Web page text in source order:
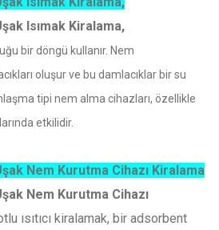
Isımak Kiralama,
bir döngü kullanır. Nem
oluşur ve bu damlacıklar bir su
tipi nem alma cihazları, özellikle
etkilidir.
Nem Kurutma Cihazı Kiralama
Nem Kurutma Cihazı
ısıtıcı kiralamak, bir adsorbent